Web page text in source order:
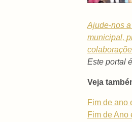
Ajude-nos
municipal,
Este portal
Veja
Fim de ano
Fim de Ano